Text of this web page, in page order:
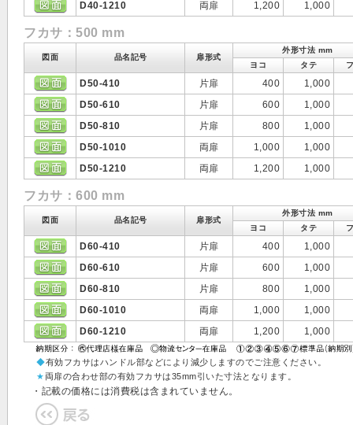
D40-1210
両扉 1,200 1,000
フカサ：500 mm
図面 品名記号 扉形式
外形寸法 mm
ヨコ
タテ
D50-410 片扉 400
1,000
D50-610
片扉 600
1,000
D50-810
片扉 800
1,000
D50-1010
両扉 1,000
1,000
D50-1210
両扉 1,200 1,000
フカサ：600 mm
図面 品名記号 扉形式
外形寸法 mm
ヨコ
タテ
D60-410 片扉 400
1,000
D60-610
片扉 600
1,000
D60-810
片扉 800
1,000
D60-1010
両扉 1,000
1,000
D60-1210
両扉 1,200 1,000
◆有効フカサはハンドル部などにより減少しますのでご注意ください。
★両扉の合わせ部の有効フカサは35mm引いた寸法となります。
・記載の価格には消費税は含まれていません。